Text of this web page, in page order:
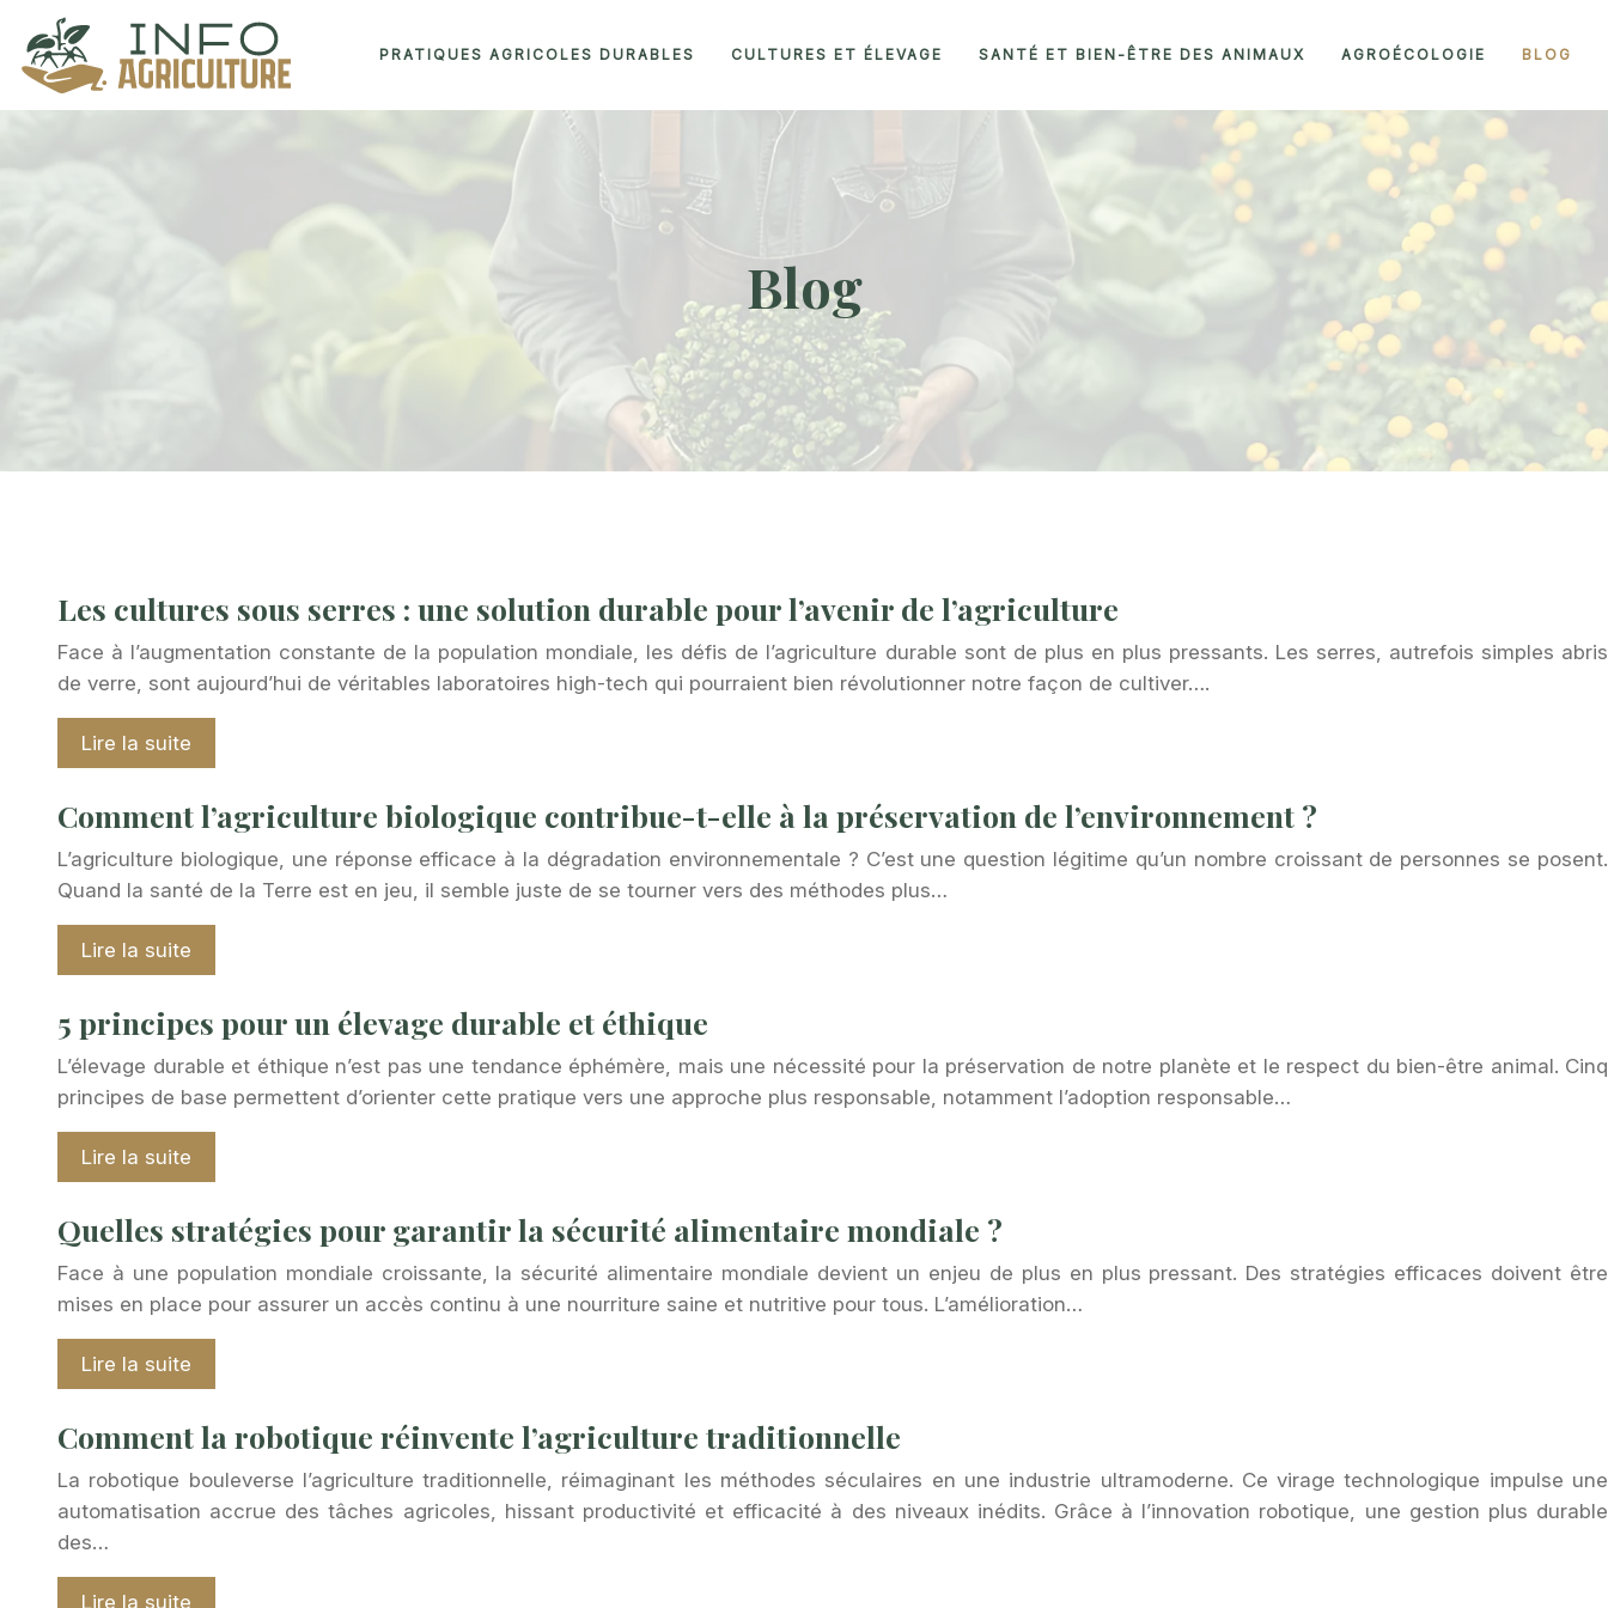
PRATIQUES AGRICOLES DURABLES CULTURES ET ÉLEVAGE SANTÉ ET BIEN-ÊTRE DES ANIMAUX AGROÉCOLOGIE BLOG
Blog
Les cultures sous serres : une solution durable pour l’avenir de l’agriculture
Face à l’augmentation constante de la population mondiale, les défis de l’agriculture durable sont de plus en plus pressants. Les serres, autrefois simples abris
de verre, sont aujourd’hui de véritables laboratoires high-tech qui pourraient bien révolutionner notre façon de cultiver….
Lire la suite
Comment l’agriculture biologique contribue-t-elle à la préservation de l’environnement ?
L’agriculture biologique, une réponse efficace à la dégradation environnementale ? C’est une question légitime qu’un nombre croissant de personnes se posent.
Quand la santé de la Terre est en jeu, il semble juste de se tourner vers des méthodes plus…
Lire la suite
5 principes pour un élevage durable et éthique
L’élevage durable et éthique n’est pas une tendance éphémère, mais une nécessité pour la préservation de notre planète et le respect du bien-être animal. Cinq
principes de base permettent d’orienter cette pratique vers une approche plus responsable, notamment l’adoption responsable…
Lire la suite
Quelles stratégies pour garantir la sécurité alimentaire mondiale ?
Face à une population mondiale croissante, la sécurité alimentaire mondiale devient un enjeu de plus en plus pressant. Des stratégies efficaces doivent être
mises en place pour assurer un accès continu à une nourriture saine et nutritive pour tous. L’amélioration…
Lire la suite
Comment la robotique réinvente l’agriculture traditionnelle
La robotique bouleverse l’agriculture traditionnelle, réimaginant les méthodes séculaires en une industrie ultramoderne. Ce virage technologique impulse une
automatisation accrue des tâches agricoles, hissant productivité et efficacité à des niveaux inédits. Grâce à l’innovation robotique, une gestion plus durable
des…
Lire la suite